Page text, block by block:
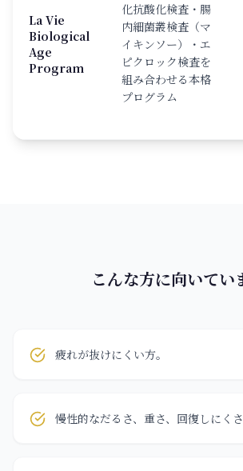
La Vie
Biological
Age
Program
化抗酸化検査・腸
内細菌叢検査（マ
イキンソー）・エ
ピクロック検査を
組み合わせる本格
プログラム
こんな方に向いてい
疲れが抜けにくい方。
慢性的なだるさ、重さ、回復しにくさ